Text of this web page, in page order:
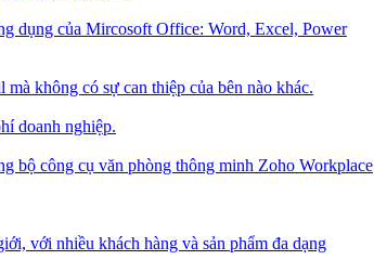
dụng của Mircosoft Office: Word, Excel, Power
không có sự can thiệp của bên nào khác.
doanh nghiệp.
bộ công cụ văn phòng thông minh Zoho Workplace
với nhiều khách hàng và sản phẩm đa dạng